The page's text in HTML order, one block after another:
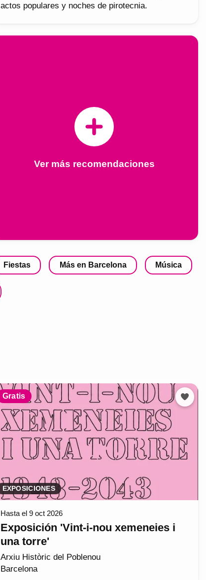
actos populares y noches de pirotecnia.
Ver más recomendaciones
Fiestas Más en Barcelona Música
Gratis
EXPOSICIONES
Hasta el 9 oct 2026
Exposición 'Vint-i-nou xemeneies i
una torre'
Arxiu Històric del Poblenou
Barcelona